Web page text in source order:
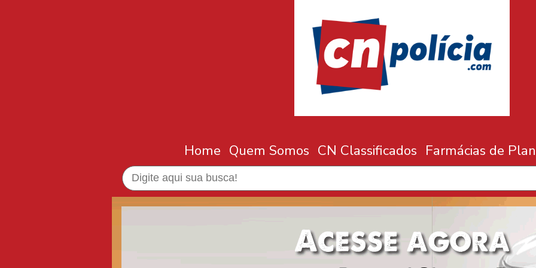
Home Quem Somos CN Classificados Farmácias de